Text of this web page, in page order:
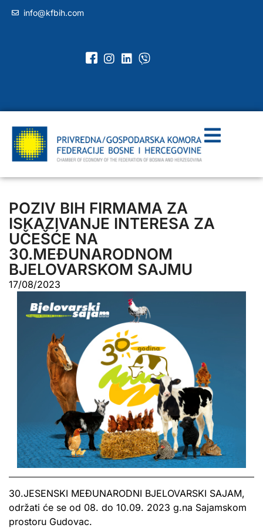
info@kfbih.com
POZIV BIH FIRMAMA ZA
ISKAZIVANJE INTERESA ZA
UČEŠĆE NA
30.MEĐUNARODNOM
BJELOVARSKOM SAJMU
17/08/2023
30.JESENSKI MEĐUNARODNI BJELOVARSKI SAJAM,
održati će se od 08. do 10.09. 2023 g.na Sajamskom
prostoru Gudovac.